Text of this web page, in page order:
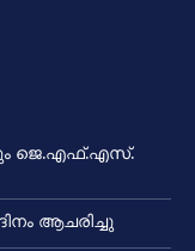
ജെ.എഫ്.എസ്.
ആചരിച്ചു